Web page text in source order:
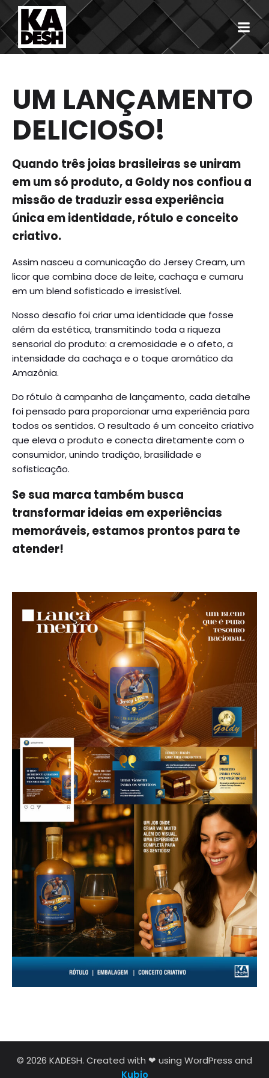
UM LANÇAMENTO
DELICIOSO!
Quando três joias brasileiras se uniram
em um só produto, a Goldy nos confiou a
missão de traduzir essa experiência
única em identidade, rótulo e conceito
criativo.
Assim nasceu a comunicação do Jersey Cream, um
licor que combina doce de leite, cachaça e cumaru
em um blend sofisticado e irresistível.
Nosso desafio foi criar uma identidade que fosse
além da estética, transmitindo toda a riqueza
sensorial do produto: a cremosidade e o afeto, a
intensidade da cachaça e o toque aromático da
Amazônia.
Do rótulo à campanha de lançamento, cada detalhe
foi pensado para proporcionar uma experiência para
todos os sentidos. O resultado é um conceito criativo
que eleva o produto e conecta diretamente com o
consumidor, unindo tradição, brasilidade e
sofisticação.
Se sua marca também busca
transformar ideias em experiências
memoráveis, estamos prontos para te
atender!
© 2026 KADESH. Created with ❤ using WordPress and
Kubio